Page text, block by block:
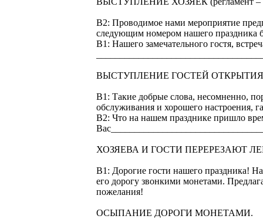
В2: Проводимое нами мероприятие
следующим номером нашего праздника
В1: Нашего замечательного гостя,
ВЫСТУПЛЕНИЕ ГОСТЕЙ
В1: Такие добрые слова, несомненно,
обслуживания и хорошего настроения,
В2: Что на нашем празднике пришло
ХОЗЯЕВА И ГОСТИ ПЕРЕРЕЗАЮТ
В1: Дорогие гости нашего праздника!
его дорогу звонкими монетами.
пожелания!
ОСЫПАНИЕ ДОРОГИ МОНЕТАМИ.